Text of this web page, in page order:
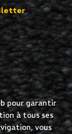
pour garantir
à tous ses
vous